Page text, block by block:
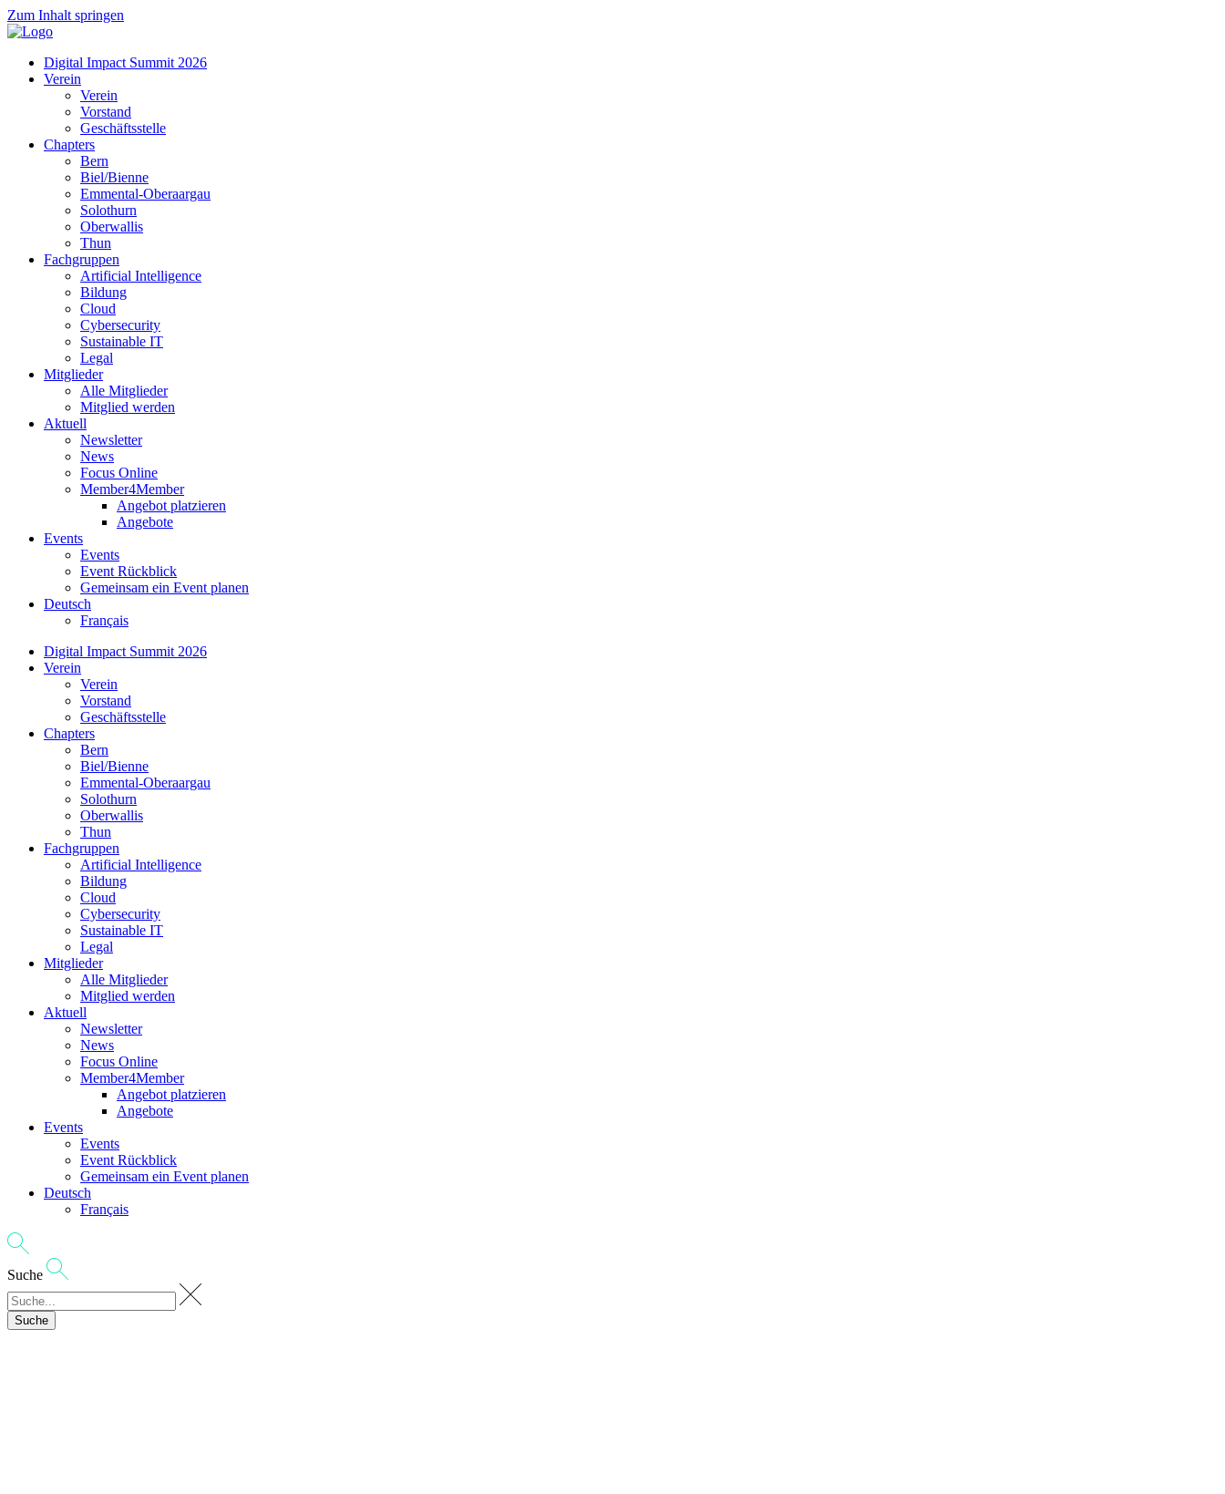
Zum Inhalt springen
Digital Impact Summit 2026
Verein
Verein
Vorstand
Geschäftsstelle
Chapters
Bern
Biel/Bienne
Emmental-Oberaargau
Solothurn
Oberwallis
Thun
Fachgruppen
Artificial Intelligence
Bildung
Cloud
Cybersecurity
Sustainable IT
Legal
Mitglieder
Alle Mitglieder
Mitglied werden
Aktuell
Newsletter
News
Focus Online
Member4Member
Angebot platzieren
Angebote
Events
Events
Event Rückblick
Gemeinsam ein Event planen
Deutsch
Français
Digital Impact Summit 2026
Verein
Verein
Vorstand
Geschäftsstelle
Chapters
Bern
Biel/Bienne
Emmental-Oberaargau
Solothurn
Oberwallis
Thun
Fachgruppen
Artificial Intelligence
Bildung
Cloud
Cybersecurity
Sustainable IT
Legal
Mitglieder
Alle Mitglieder
Mitglied werden
Aktuell
Newsletter
News
Focus Online
Member4Member
Angebot platzieren
Angebote
Events
Events
Event Rückblick
Gemeinsam ein Event planen
Deutsch
Français
Suche
Suche